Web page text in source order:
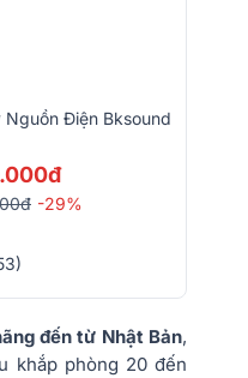
Nguồn Điện Bksound
-29%
đến từ Nhật Bản,
khắp phòng 20 đến